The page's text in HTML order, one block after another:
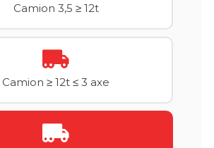
Camion 3,5 ≥ 12t
Camion ≥ 12t ≤ 3 axe